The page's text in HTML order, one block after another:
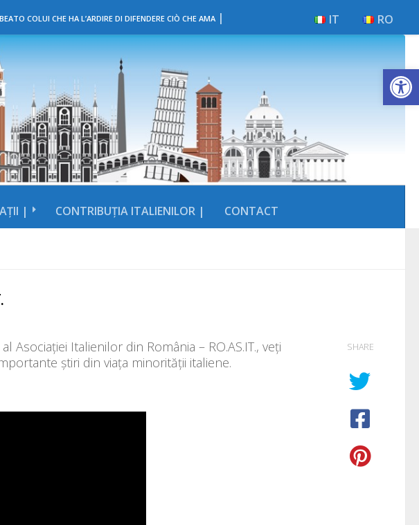
COLUI CHE HA L’ARDIRE DI DIFENDERE CIÒ CHE AMA | RO
IT
| CONTRIBUȚIA ITALIENILOR | CONTACT
Italienilor din România – RO.AS.IT., veți
știri din viața minorității italiene.
SHARE